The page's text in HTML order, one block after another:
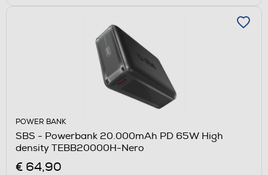
POWER BANK
SBS - Powerbank 20.000mAh PD 65W High
density TEBB20000H-Nero
€ 64,90